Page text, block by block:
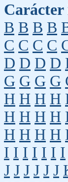
B B B B
C C C C
D D D D
G G G G
H H H H
H H H H
H H H H
I I I I I I I
J J J J J J